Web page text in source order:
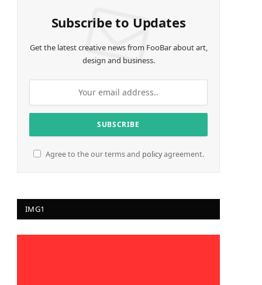
Subscribe to Updates
Get the latest creative news from FooBar about art,
design and business.
Agree to the our terms and policyagreement.
IMG1